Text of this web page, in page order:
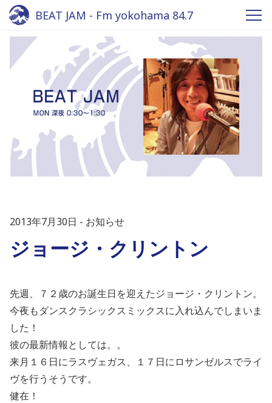
BEAT JAM - Fm yokohama 84.7
2013年7月30日 お知らせ
ジョージ・クリントン
先週、７２歳のお誕生日を迎えたジョージ・クリントン。
今夜もダンスクラシックスミックスに入れ込んでしまいま
した！
彼の最新情報としては。。
来月１６日にラスヴェガス、１７日にロサンゼルスでライ
ヴを行うそうです。
健在！